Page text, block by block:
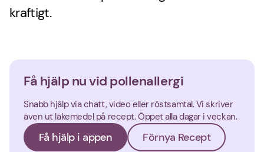
kraftigt.
Få hjälp nu vid pollenallergi
Snabb hjälp via chatt, video eller röstsamtal. Vi skriver
även ut läkemedel på recept. Öppet alla dagar i veckan.
Få hjälp i appen Förnya Recept